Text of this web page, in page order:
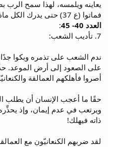
يعاينه ويلمسه، لهذا سمح الرب
فماتوا (ع 37) حتى يدرك الكل ماذا يفعل عدم الإيمان بهم.
العدد 40- 45
:
7. تأديب الشعب:
ندم الشعب على تذمره وبكوا
على الصعود إلى أرض الموعد.
أصروا فأهلكهم العمالقة
حقًا ما أعجب الإنسان أن يطلب
ويرتعب في عدم إيمان، وإذ
ذاته فيهلك!
لقد ضربهم الكنعانيّون مع